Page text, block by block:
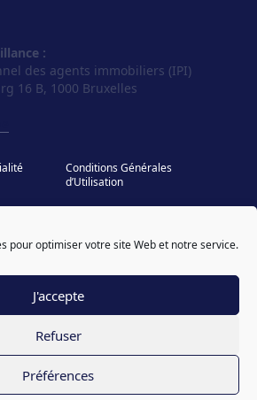
pour optimiser votre site Web et notre service.
J'accepte
Refuser
Préférences
:
des agents immobiliers (IPI)
16 B, 1000 Bruxelles
Conditions Générales
d’Utilisation
powered by sweepbright